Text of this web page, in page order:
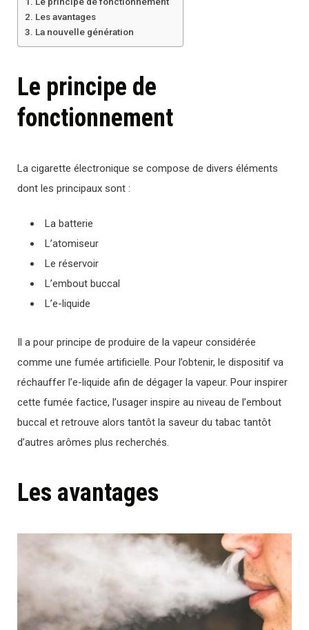
Les avantages
La nouvelle génération
Le principe de
fonctionnement
La cigarette électronique se compose de divers éléments
dont les principaux sont :
La batterie
L’atomiseur
Le réservoir
L’embout buccal
L’e-liquide
Il a pour principe de produire de la vapeur considérée
comme une fumée artificielle. Pour l’obtenir, le dispositif va
réchauffer l’e-liquide afin de dégager la vapeur. Pour inspirer
cette fumée factice, l’usager inspire au niveau de l’embout
buccal et retrouve alors tantôt la saveur du tabac tantôt
d’autres arômes plus recherchés.
Les avantages